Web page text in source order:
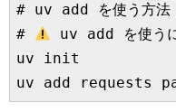
# uv add を使う方法（
#
uv add を使う
uv init